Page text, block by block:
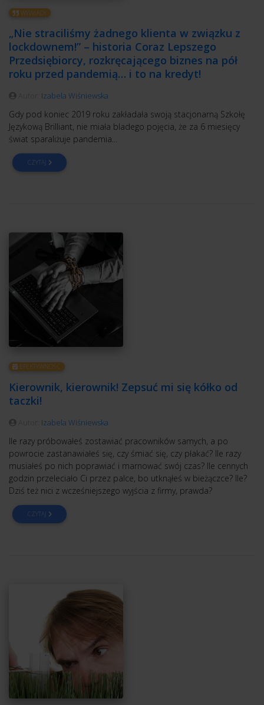
WYWIADY
„Nie straciliśmy żadnego klienta w związku z
lockdownem!” – historia Coraz Lepszego
Przedsiębiorcy, rozkręcającego biznes na pół
roku przed pandemią… i to na kredyt!
Izabela Wiśniewska
Gdy pod koniec 2019 roku zakładała swoją stacjonarną Szkołę
Językową Brilliant, nie miała bladego pojęcia, że za 6 miesięcy
świat sparaliżuje pandemia...
CZYTAJ
EFEKTYWNOŚĆ
Kierownik, kierownik! Zepsuć mi się kółko od
taczki!
Izabela Wiśniewska
Ile razy próbowałeś zostawiać pracowników samych, a po
powrocie zastanawiałeś się, czy śmiać się, czy płakać? Ile razy
musiałeś po nich poprawiać i marnować swój czas? Ile cennych
godzin przeleciało Ci przez palce, bo utknąłeś w bieżączce? Ile?
Dziś też nici z wcześniejszego wyjścia z firmy, prawda?
CZYTAJ